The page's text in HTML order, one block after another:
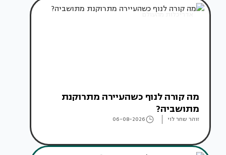
אדריכלות מהעולם
מה קורה לנוף כשהעיירה מתרוקנת
מתושביה?
זוהר שחר לוי 06-08-2026